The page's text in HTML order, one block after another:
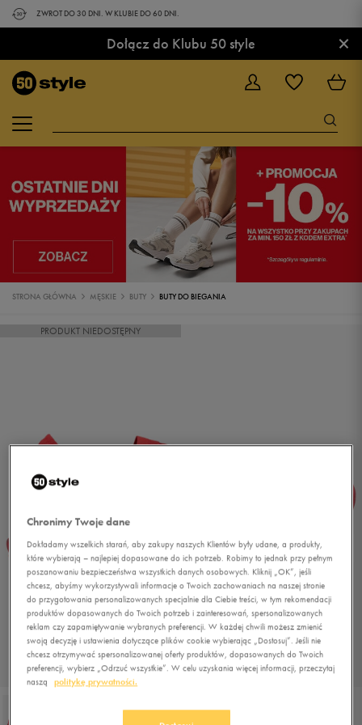
ZWROT DO 30 DNI. W KLUBIE DO 60 DNI.
Dołącz do Klubu 50 style ×
STRONA GŁÓWNA MĘSKIE BUTY BUTY DO BIEGANIA
PRODUKT NIEDOSTĘPNY
1/5
Chronimy Twoje dane
Dokładamy wszelkich starań, aby zakupy naszych Klientów były udane, a produkty,
które wybierają – najlepiej dopasowane do ich potrzeb. Robimy to jednak przy pełnym
poszanowaniu bezpieczeństwa wszystkich danych osobowych. Kliknij „OK”, jeśli
chcesz, abyśmy wykorzystywali informacje o Twoich zachowaniach na naszej stronie
do przygotowania personalizowanych specjalnie dla Ciebie treści, w tym rekomendacji
produktów dopasowanych do Twoich potrzeb i zainteresowań, spersonalizowanych
reklam czy zapamiętywanie wybranych preferencji. W każdej chwili możesz zmienić
swoją decyzję i ustawienia dotyczące plików cookie wybierając „Dostosuj”. Jeśli nie
chcesz otrzymywać spersonalizowanej oferty produktów, dopasowanych do Twoich
preferencji, wybierz „Odrzuć wszystkie”. W celu uzyskania więcej informacji, przeczytaj
naszą
politykę prywatności.